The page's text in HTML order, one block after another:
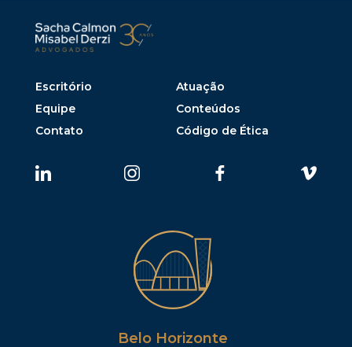
Escritório
Atuação
Equipe
Conteúdos
Contato
Código de Ética
Belo Horizonte